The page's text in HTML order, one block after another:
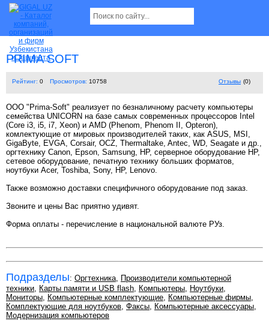
PRIMA SOFT
Рейтинг: 0 Просмотров: 10758 Отзывы (0)
OOO "Prima-Soft" реализует по безналичному расчету компьютеры
семейства UNICORN на базе самых современных процессоров Intel
(Core i3, i5, i7, Xeon) и AMD (Phenom, Phenom II, Opteron),
комлектующие от мировых производителей таких, как ASUS, MSI,
GigaByte, EVGA, Corsair, OCZ, Thermaltake, Antec, WD, Seagate и др.,
оргтехнику Canon, Epson, Samsung, HP, серверное оборудование HP,
сетевое оборудование, печатную технику больших форматов,
ноутбуки Acer, Toshiba, Sony, HP, Lenovo.
Также возможно доставки специфичного оборудование под заказ.
Звоните и цены Вас приятно удивят.
Форма оплаты - перечисление в национальной валюте РУз.
Подразделы: Оргтехника, Производители компьютерной
техники, Карты памяти и USB flash, Компьютеры, Ноутбуки,
Мониторы, Компьютерные комплектующие, Компьютерные фирмы,
Комплектующие для ноутбуков, Факсы, Компьютерные аксессуары,
Модернизация компьютеров